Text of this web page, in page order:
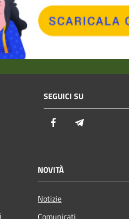
SEGUICI SU
Facebook
NOVITÀ
Notizie
Comunicati